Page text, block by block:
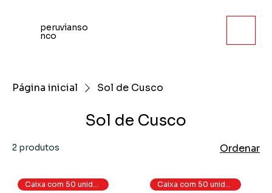
peruvianso
nco
Página inicial Sol de Cusco
Sol de Cusco
2 produtos Ordenar
Caixa com 50 unidades. Caixa com 50 unidades.